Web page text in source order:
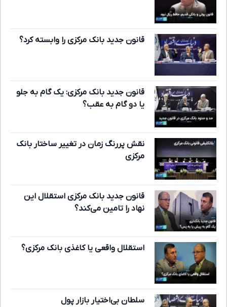
قانون جدید بانک مرکزی را وابسته کرد؟
قانون جدید بانک مرکزی: یک گام به جلو
یا دو گام به عقب؟
نقش پررنگ زمان در تغییر ساختار بانک
مرکزی
قانون جدید بانک مرکزی استقلال این
نهاد را تامین می‌کند؟
استقلال واقعی یا کاغذی بانک مرکزی؟
سلطان بی‌اختیار بازار پول